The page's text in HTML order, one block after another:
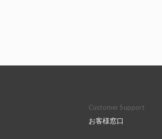
Customer Support
お客様窓口